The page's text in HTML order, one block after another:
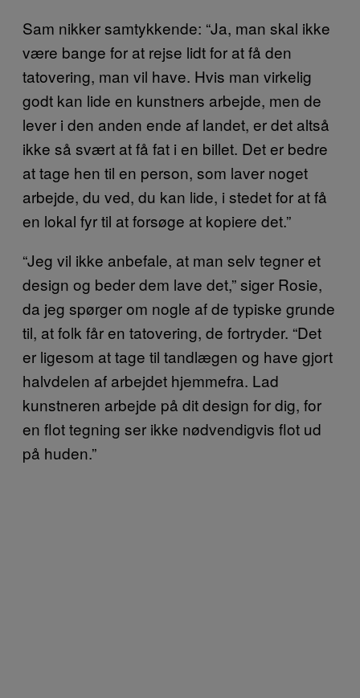
Sam nikker samtykkende: “Ja, man skal ikke
være bange for at rejse lidt for at få den
tatovering, man vil have. Hvis man virkelig
godt kan lide en kunstners arbejde, men de
lever i den anden ende af landet, er det altså
ikke så svært at få fat i en billet. Det er bedre
at tage hen til en person, som laver noget
arbejde, du ved, du kan lide, i stedet for at få
en lokal fyr til at forsøge at kopiere det.”
“Jeg vil ikke anbefale, at man selv tegner et
design og beder dem lave det,” siger Rosie,
da jeg spørger om nogle af de typiske grunde
til, at folk får en tatovering, de fortryder. “Det
er ligesom at tage til tandlægen og have gjort
halvdelen af arbejdet hjemmefra. Lad
kunstneren arbejde på dit design for dig, for
en flot tegning ser ikke nødvendigvis flot ud
på huden.”